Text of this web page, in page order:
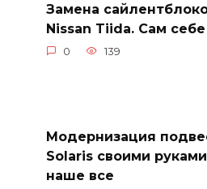
Замена
Nissan Tiida. Сам
0 139
Модернизация
Solaris своими
наше все